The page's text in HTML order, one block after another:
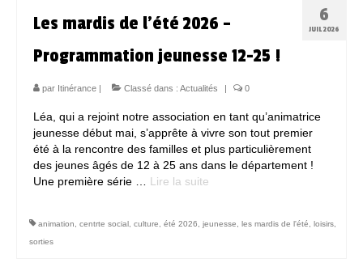
6
JUIL 2026
Les mardis de l’été 2026 –
Programmation jeunesse 12-25 !
par Itinérance | Classé dans : Actualités | 0
Léa, qui a rejoint notre association en tant qu’animatrice
jeunesse début mai, s’apprête à vivre son tout premier
été à la rencontre des familles et plus particulièrement
des jeunes âgés de 12 à 25 ans dans le département !
Une première série … Lire la suite­­
animation centrte social culture été 2026 jeunesse les mardis de l'été loisirs
sorties